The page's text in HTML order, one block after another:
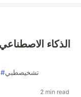
الذكاء
#تشخيصطبي
2 min read